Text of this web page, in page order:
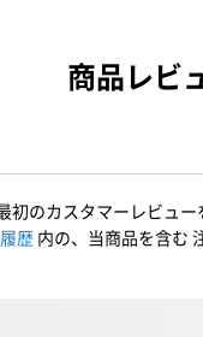
商品レビ
のカスタマーレビュー
歴 内の、当商品を含む